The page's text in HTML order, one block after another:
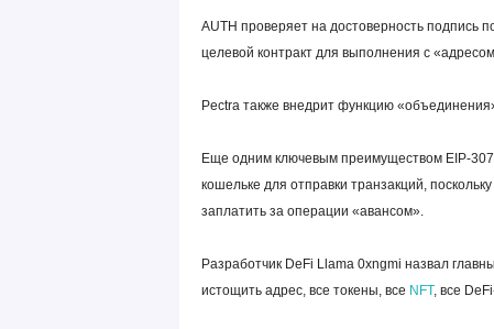
AUTH проверяет на достоверность подпись
целевой контракт для выполнения с
Pectra также внедрит функцию
Еще одним ключевым преимуществом EIP-
кошельке для отправки транзакций,
заплатить за операции «авансом».
Разработчик DeFi Llama 0xngmi назвал
истощить адрес, все токены, все NFT, все